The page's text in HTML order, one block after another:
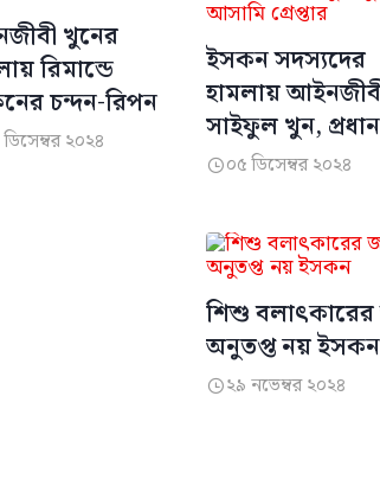
খুনের
রিমান্ডে
চন্দন-রিপন
২০২৪
ইসকন সদস্যদের
হামলায়
সাইফুল খুন, প্রধান
আসামি গ্রেপ্তার
০৫ ডিসেম্বর ২০২৪
শিশু
অনুতপ্ত নয় ইসকন
২৯ নভেম্বর ২০২৪